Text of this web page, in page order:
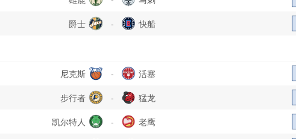
爵士 - 快船
尼克斯 - 活塞
步行者 - 猛龙
凯尔特人 - 老鹰